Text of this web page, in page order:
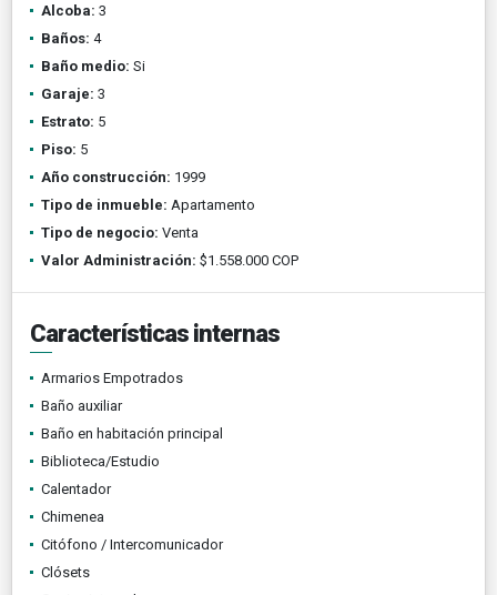
Alcoba: 3
Baños: 4
Baño medio: Si
Garaje: 3
Estrato: 5
Piso: 5
Año construcción: 1999
Tipo de inmueble: Apartamento
Tipo de negocio: Venta
Valor Administración: $1.558.000 COP
Características internas
Armarios Empotrados
Baño auxiliar
Baño en habitación principal
Biblioteca/Estudio
Calentador
Chimenea
Citófono / Intercomunicador
Clósets